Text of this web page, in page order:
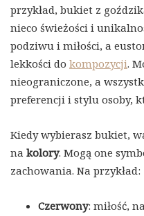
przykład, bukiet z
nieco świeżości i
podziwu i miłości, a
lekkości do kompozycji.
nieograniczone, a
preferencji i stylu osoby,
Kiedy wybierasz bukiet,
na kolory. Mogą one
zachowania. Na przykład:
Czerwony: miłość,